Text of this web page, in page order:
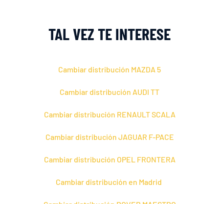
TAL VEZ TE INTERESE
Cambiar distribución MAZDA 5
Cambiar distribución AUDI TT
Cambiar distribución RENAULT SCALA
Cambiar distribución JAGUAR F-PACE
Cambiar distribución OPEL FRONTERA
Cambiar distribución en Madrid